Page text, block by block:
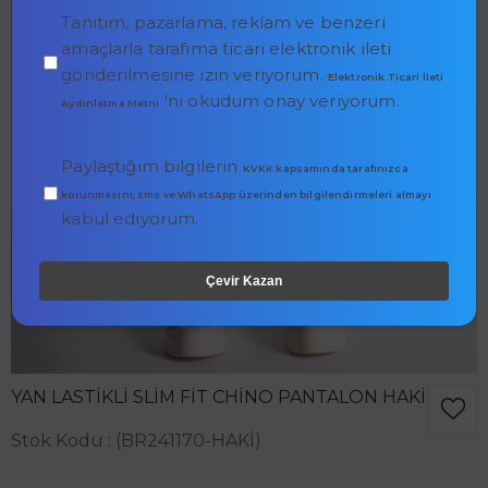
YAN LASTIKLI SLIM FIT CHINO PANTALON HAKI
Stok Kodu (BR241170-HAKİ)
Tanıtım, pazarlama, reklam ve benzeri
amaçlarla tarafıma ticari elektronik ileti
gönderilmesine izin veriyorum. Elektronik Ticari İleti
Aydınlatma Metni 'ni okudum onay veriyorum.
Paylaştığım bilgilerin KVKK kapsamında tarafınızca
korunmasını, sms ve WhatsApp üzerinden bilgilendirmeleri almayı
kabul ediyorum.
Çevir Kazan